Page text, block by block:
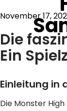
November 17,
Die
Ein
Einleitung in
Die Monster